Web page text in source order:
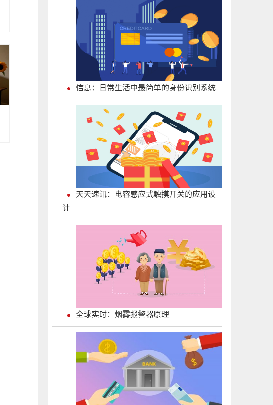
信息：日常生活中最简单的身份识别系统
天天速讯：电容感应式触摸开关的应用设
计
全球实时：烟雾报警器原理